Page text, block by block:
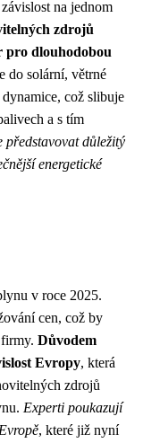
na jednom
zdrojů
pro dlouhodobou
do solární, větrné
což slibuje
a s tím
představovat důležitý
energetické
v roce 2025.
cen, což by
Důvodem
Evropy, která
zdrojů
Experti poukazují
, které již nyní